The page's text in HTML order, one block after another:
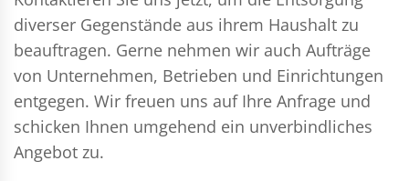
diverser Gegenstände aus ihrem Haushalt zu
beauftragen. Gerne nehmen wir auch Aufträge
von Unternehmen, Betrieben und Einrichtungen
entgegen. Wir freuen uns auf Ihre Anfrage und
schicken Ihnen umgehend ein unverbindliches
Angebot zu.